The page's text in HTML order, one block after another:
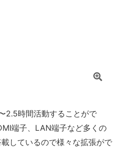
2.5時間活動することがで
端子、LAN端子など多くの
しているので様々な拡張がで